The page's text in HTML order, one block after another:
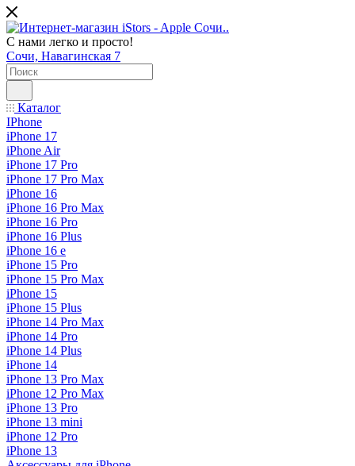
С нами легко и просто!
Сочи, Навагинская 7
Каталог
IPhone
iPhone 17
iPhone Air
iPhone 17 Pro
iPhone 17 Pro Max
iPhone 16
iPhone 16 Pro Max
iPhone 16 Pro
iPhone 16 Plus
iPhone 16 e
iPhone 15 Pro
iPhone 15 Pro Max
iPhone 15
iPhone 15 Plus
iPhone 14 Pro Max
iPhone 14 Pro
iPhone 14 Plus
iPhone 14
iPhone 13 Pro Max
iPhone 12 Pro Max
iPhone 13 Pro
iPhone 13 mini
iPhone 12 Pro
iPhone 13